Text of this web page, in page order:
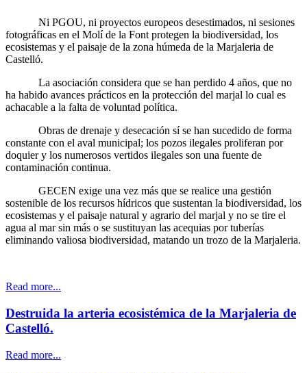
Ni PGOU, ni proyectos europeos desestimados, ni sesiones
fotográficas en el Molí de la Font protegen la biodiversidad, los
ecosistemas y el paisaje de la zona húmeda de la Marjaleria de
Castelló.
La asociación considera que se han perdido 4 años, que no
ha habido avances prácticos en la protección del marjal lo cual es
achacable a la falta de voluntad política.
Obras de drenaje y desecación sí se han sucedido de forma
constante con el aval municipal; los pozos ilegales proliferan por
doquier y los numerosos vertidos ilegales son una fuente de
contaminación continua.
GECEN exige una vez más que se realice una gestión
sostenible de los recursos hídricos que sustentan la biodiversidad, los
ecosistemas y el paisaje natural y agrario del marjal y no se tire el
agua al mar sin más o se sustituyan las acequias por tuberías
eliminando valiosa biodiversidad, matando un trozo de la Marjaleria.
Read more...
Destruida la arteria ecosistémica de la Marjaleria de
Castelló.
Read more...